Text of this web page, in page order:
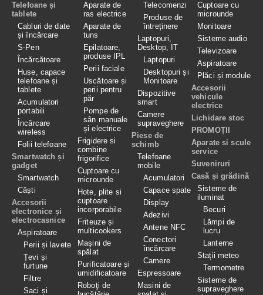
Telefoane și
tablete
Cabluri de date
și încărcare
S-Pen
Încărcătoare
Huse, capace
telefoane și
tablete
Acumulatori
portabili
Încărcare
wireless
Folii telefoane
Smartwatch și
gadget
Smartwatch
Căști
Accesorii
electronice și
electrocasnice
Aspiratoare
Perii și lavete
Țevi și
furtune
Filtre
Saci și
Aparate de
ras electrice
Aparate de
tuns
Epilatoare,
produse IPL
Perii faciale
Uscătoare și
perii pentru
păr
Pompe de
sân manuale
și electrice
Frigidere si
combine
frigorifice
Cuptoare cu
microunde
Hote, plite si
cuptoare
incorporabile
Friteuze și
multicookers
Maşini de
spălat
Purificatoare și
umidificatoare
Roboţi de
Telecomenzi
Produse de
întreținere
Laptopuri,
Desktop, IT
Laptopuri
Desktopuri și
Monitoare
Dispozitive
smart
Camere
supraveghere
Piese de
schimb
Telefoane
mobile
Acumulatori
Capace spate
Display
Adezivi
Antene NFC
Conectori
încărcare
Camere
Espressoare
Masini de
Cuptoare cu
microunde
Monitoare
Sisteme audio
Televizoare
Aspiratoare
Plăci și module
Accesorii
vehicule
electrice
Lichidare stoc
PROMOȚII
Aparate si scule
service
Suveniruri
Casă și grădină
Sisteme de
iluminat
Becuri
Lămpi de
lucru
Lanterne
Stații meteo
Termometre
Sisteme de
supraveghere